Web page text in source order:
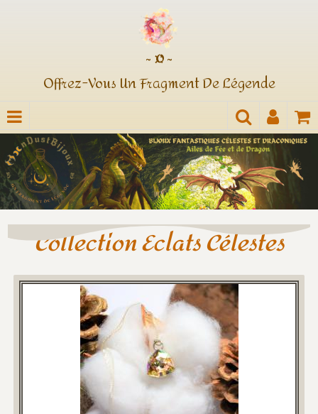
~ ¤ ~
Offrez-Vous Un Fragment De Légende
Collection Eclats Célestes